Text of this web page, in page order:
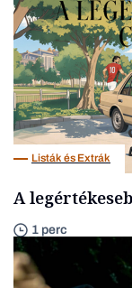
Listák és Extrák
A
1 perc